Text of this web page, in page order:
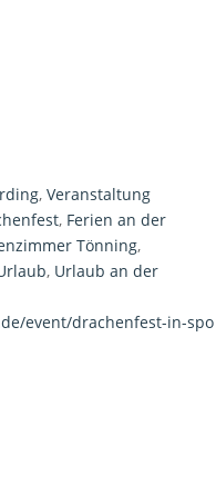
, Veranstaltung
, Ferien an der
Tönning,
, Urlaub an der
event/drachenfest-in-spo